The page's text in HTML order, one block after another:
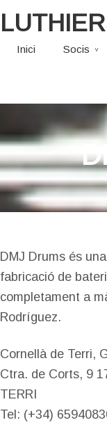
Inici Socis
DMJ Drums és
fabricació de
completament a
Rodríguez.
Cornellà de Terri,
Ctra. de Corts, 9
TERRI
Tel: (+34)